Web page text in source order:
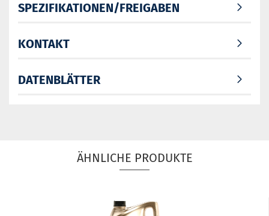
SPEZIFIKATIONEN/FREIGABEN
KONTAKT
DATENBLÄTTER
ÄHNLICHE PRODUKTE